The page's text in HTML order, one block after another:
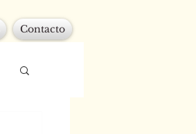
Contacto